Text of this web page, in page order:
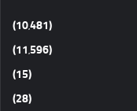
(10٬481)
(11٬596)
(15)
(28)